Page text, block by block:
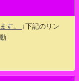
す。
↓下記のリン